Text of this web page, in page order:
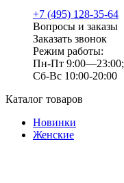
+7 (495) 128-35-64
Вопросы и заказы
Заказать звонок
Режим работы:
Пн-Пт 9:00—23:00;
Сб-Вс 10:00-20:00
Каталог товаров
Новинки
Женские